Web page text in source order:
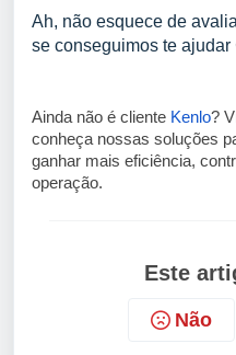
Ah, não esquece de
se conseguimos te
Ainda não é cliente Kenlo?
conheça nossas soluções
ganhar mais eficiência,
operação.
Este
Não